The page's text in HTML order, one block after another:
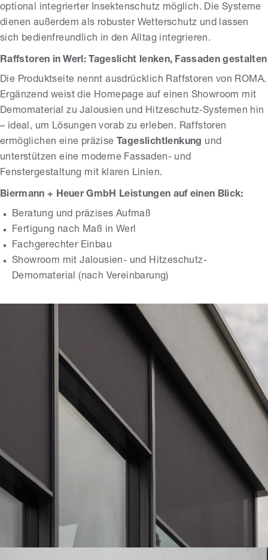
optional integrierter Insektenschutz möglich. Die Systeme
dienen außerdem als robuster Wetterschutz und lassen
sich bedienfreundlich in den Alltag integrieren.
Raffstoren in Werl: Tageslicht lenken, Fassaden gestalten
Die Produktseite nennt ausdrücklich Raffstoren von ROMA.
Ergänzend weist die Homepage auf einen Showroom mit
Demomaterial zu Jalousien und Hitzeschutz‑Systemen hin
– ideal, um Lösungen vorab zu erleben. Raffstoren
ermöglichen eine präzise Tageslichtlenkung und
unterstützen eine moderne Fassaden- und
Fenstergestaltung mit klaren Linien.
Biermann + Heuer GmbH Leistungen auf einen Blick:
Beratung und präzises Aufmaß
Fertigung nach Maß in Werl
Fachgerechter Einbau
Showroom mit Jalousien- und Hitzeschutz-
Demomaterial (nach Vereinbarung)